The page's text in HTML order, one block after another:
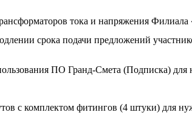
тока и напряжения
срока подачи предложений
ПО Гранд-Смета (Подписка)
с комплектом фитингов (4 штуки)